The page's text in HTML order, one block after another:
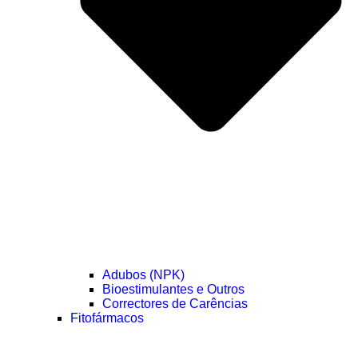
Adubos (NPK)
Bioestimulantes e Outros
Correctores de Carências
Fitofármacos